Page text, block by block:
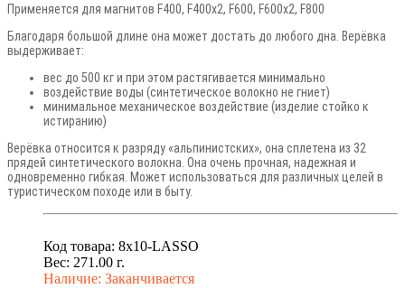
Применяется для магнитов F400, F400x2, F600, F600x2, F800
Благодаря большой длине она может достать до любого дна. Верёвка
выдерживает:
вес до 500 кг и при этом растягивается минимально
воздействие воды (синтетическое волокно не гниет)
минимальное механическое воздействие (изделие стойко к
истиранию)
Верёвка относится к разряду «альпинистских», она сплетена из 32
прядей синтетического волокна. Она очень прочная, надежная и
одновременно гибкая. Может использоваться для различных целей в
туристическом походе или в быту.
Код товара: 8x10-LASSO
Вес: 271.00 г.
Наличие: Заканчивается